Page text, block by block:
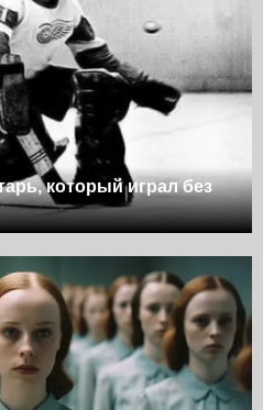
который играл без